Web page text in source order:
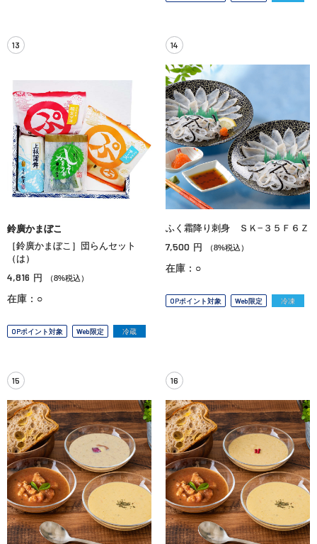
13
鈴廣かまぼこ
［鈴廣かまぼこ］団らんセット
（は）
4,816 円 （8%税込）
在庫：○
OPポイント対象 Web限定 冷蔵
14
ふく霜降り刺身 ＳＫ−３５Ｆ６Ｚ
7,500 円 （8%税込）
在庫：○
OPポイント対象 Web限定 冷凍
15 16